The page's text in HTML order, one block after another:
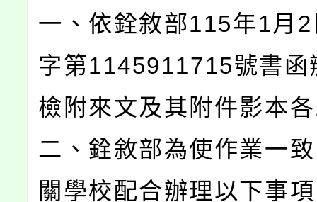
一、依銓敘部115年1月
字第1145911715號書函
檢附來文及其附件影本
二、銓敘部為使作業一
關學校配合辦理以下事